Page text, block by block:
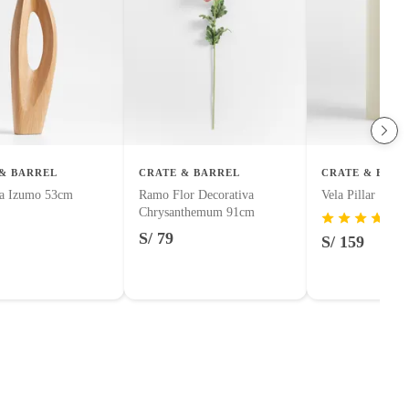
BARREL
Izumo 53cm
CRATE & BARREL
Ramo Flor Decorativa
Chrysanthemum 91cm
S/ 79
CRATE &
Vela Pillar
S/ 159